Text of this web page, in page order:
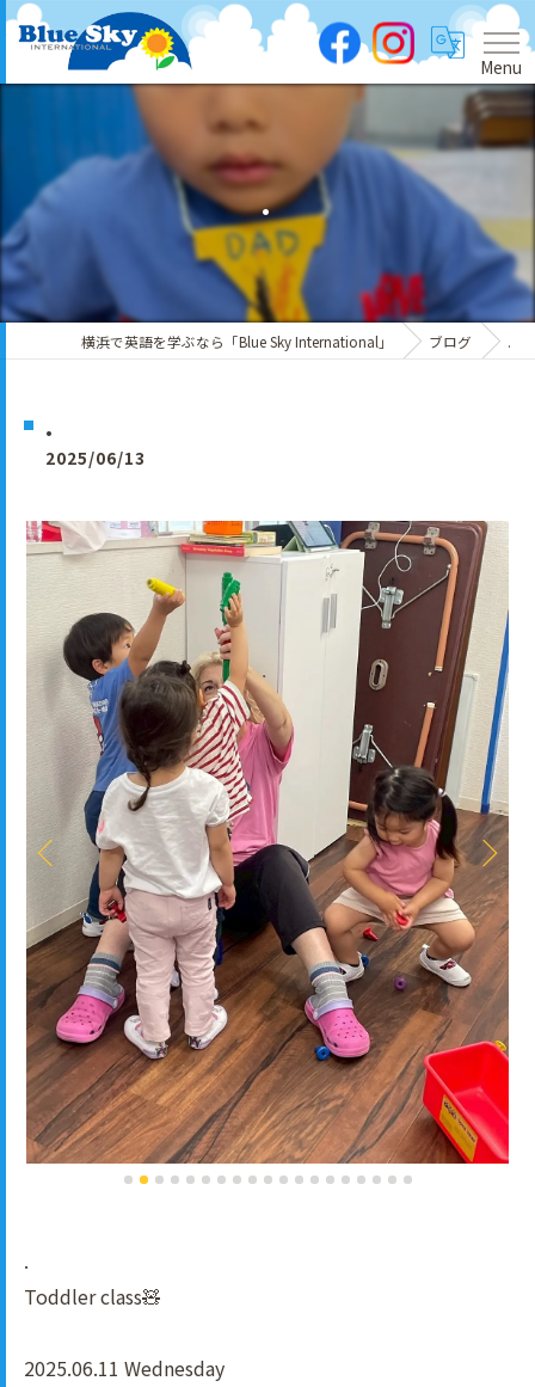
Menu
.
横浜で英語を学ぶなら「Blue Sky International」 ブログ .
.
2025/06/13
.
Toddler class🧸
2025.06.11 Wednesday